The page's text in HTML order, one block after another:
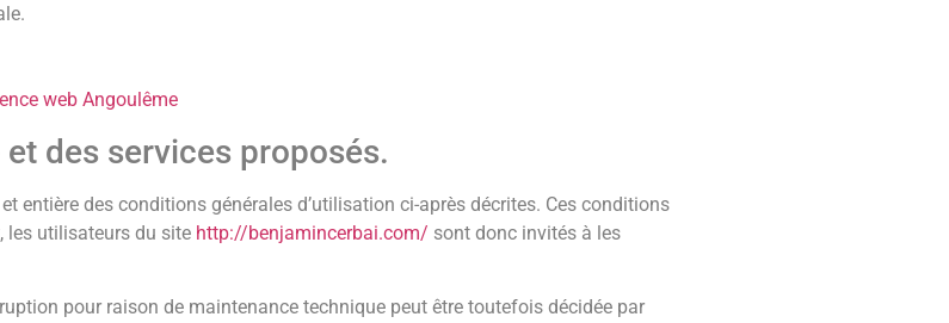
web Angoulême
des services proposés.
entière des conditions générales d’utilisation ci-après décrites. Ces conditions
les utilisateurs du site http://benjamincerbai.com/ sont donc invités à les
pour raison de maintenance technique peut être toutefois décidée par